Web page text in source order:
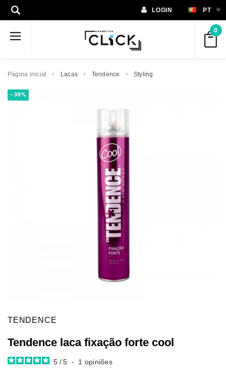
LOGIN PT
0
Página inicial Lacas Tendence Styling
-38%
TENDENCE
Tendence laca fixação forte cool
5 / 5 - 1 opiniões